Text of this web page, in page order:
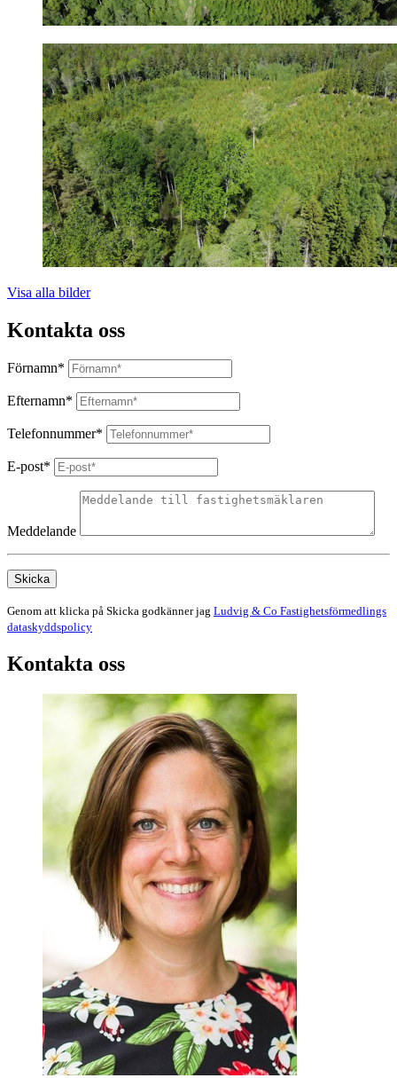
Visa alla bilder
Kontakta oss
Förnamn*
Efternamn*
Telefonnummer*
E-post*
Meddelande
Skicka
Genom att klicka på Skicka godkänner jag Ludvig & Co Fastighetsförmedlings
dataskyddspolicy
Kontakta oss